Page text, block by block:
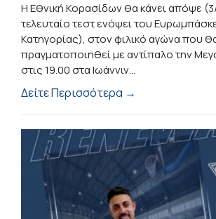
Η Εθνική Κορασίδων θα κάνει απόψε
τελευταίο τεστ ενόψει του
Κατηγορίας), στον φιλικό αγώνα που
πραγματοποιηθεί με αντίπαλο την
στις 19.00 στα Ιωάννιν...
Δείτε Περισσότερα →